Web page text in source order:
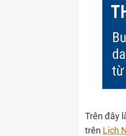
Trên đây
trên Lịch